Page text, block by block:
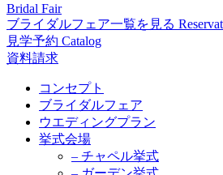
Bridal Fair
ブライダルフェア一覧を見る
見学予約 Catalog
資料請求
コンセプト
ブライダルフェア
ウエディングプラン
挙式会場
– チャペル挙式